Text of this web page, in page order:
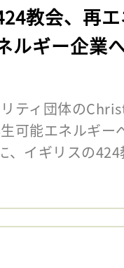
教会、再
ルギー企業
ティ団体の
可能エネルギー
、イギリスの